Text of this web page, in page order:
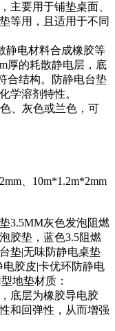
主要用于铺垫桌面、
等用，且适用于不同
静电材料合成橡胶等
厚的耗散静电层，底
合结构。防静电台垫
学溶剂特性。
、灰色或兰色，可
、10m*1.2m*2mm
3.5MM灰色发泡阻燃
胶垫，蓝色3.5阻燃
垫|无味防静电桌垫
胶皮|卡优环防静电
地垫材质：
底层为橡胶导电胶
和回弹性，从而增强